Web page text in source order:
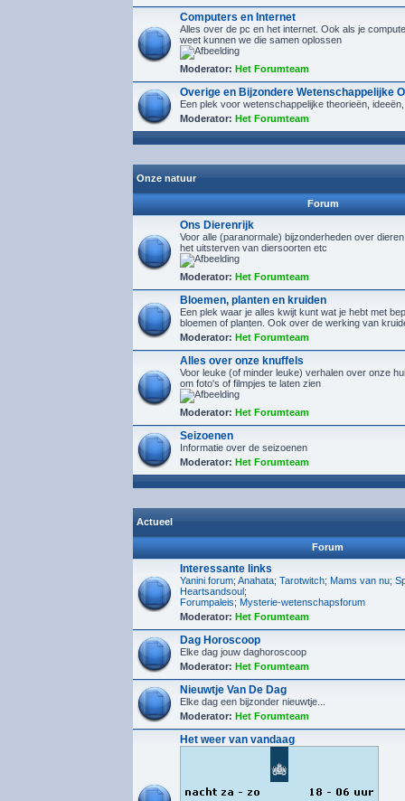
Computers en Internet
Alles over de pc en het internet. Ook als je
weet kunnen we die samen oplossen
Moderator: Het Forumteam
Overige en Bijzondere Wetenschappelijke
Een plek voor wetenschappelijke theorieën,
Moderator: Het Forumteam
Onze natuur
Forum
Ons Dierenrijk
Voor alle (paranormale) bijzonderheden over
het uitsterven van diersoorten etc
Moderator: Het Forumteam
Bloemen, planten en kruiden
Een plek waar je alles kwijt kunt wat je hebt met
bloemen of planten. Ook over de werking van
Moderator: Het Forumteam
Alles over onze knuffels
Voor leuke (of minder leuke) verhalen over onze
om foto's of filmpjes te laten zien
Moderator: Het Forumteam
Seizoenen
Informatie over de seizoenen
Moderator: Het Forumteam
Actueel
Forum
Interessante links
Yanini forum; Anahata; Tarotwitch; Mams van nu;
Heartsandsoul;
Forumpaleis; Mysterie-wetenschapsforum
Moderator: Het Forumteam
Dag Horoscoop
Elke dag jouw daghoroscoop
Moderator: Het Forumteam
Nieuwtje Van De Dag
Elke dag een bijzonder nieuwtje...
Moderator: Het Forumteam
Het weer van vandaag